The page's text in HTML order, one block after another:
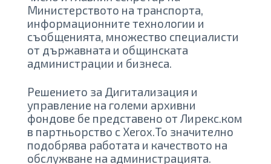
Министерството на транспорта,
информационните технологии и
съобщенията, множество специалисти
от държавната и общинската
администрации и бизнеса.
Решението за Дигитализация и
управление на големи архивни
фондове бе представенo от Лирекс.ком
в партньорство с Xerox.То значително
подобрява работата и качеството на
обслужване на администрацията.